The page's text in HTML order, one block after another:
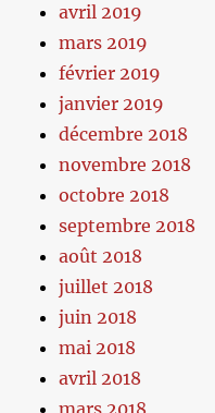
avril 2019
mars 2019
février 2019
janvier 2019
décembre 2018
novembre 2018
octobre 2018
septembre 2018
août 2018
juillet 2018
juin 2018
mai 2018
avril 2018